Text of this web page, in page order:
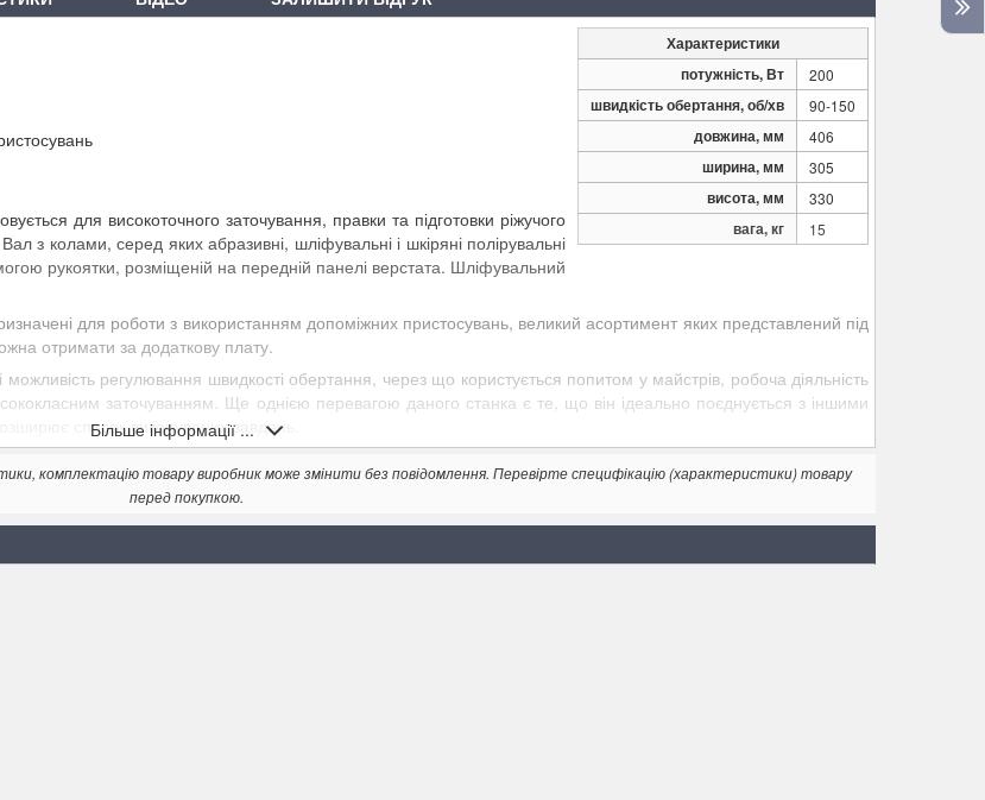
Характеристики
потужність, Вт
200
швидкість обертання, об/хв 90-150
довжина, мм 406
ширина, мм 305
висота, мм 330
вага, кг 15
для високоточного заточування, правки та підготовки ріжучого
з колами, серед яких абразивні, шліфувальні і шкіряні полірувальні
рукоятки, розміщеній на передній панелі верстата. Шліфувальний
для роботи з використанням допоміжних пристосувань, великий асортимент яких представлений під
отримати за додаткову плату.
регулювання швидкості обертання, через що користується попитом у майстрів, робоча діяльність
заточуванням. Ще однією перевагою даного станка є те, що він ідеально поєднується з іншими
список виконуваних завдань.
кута заточування інструменту
Більше інформації ...
комплектацію товару виробник може змінити без повідомлення. Перевірте специфікацію (характеристики) товару
перед покупкою.